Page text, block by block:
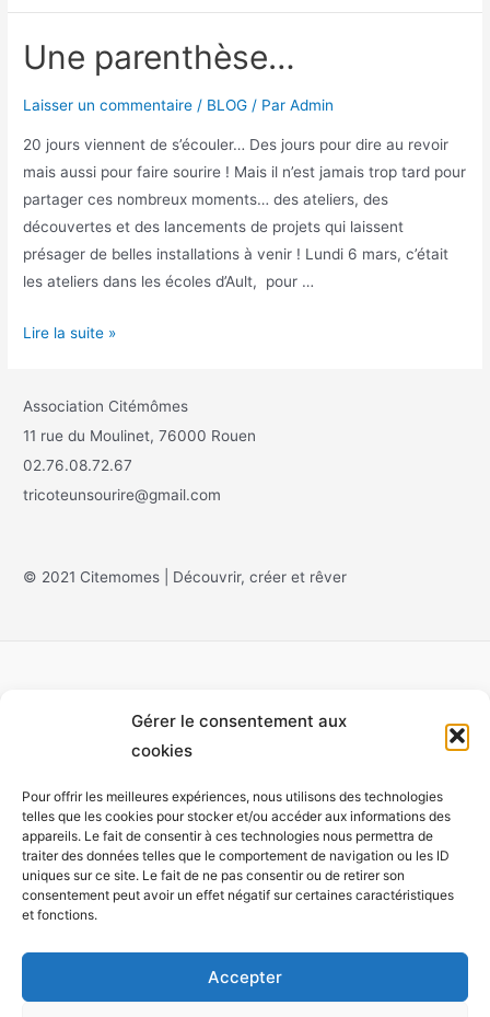
Gérer le consentement aux
cookies
Pour offrir les meilleures expériences, nous utilisons des technologies
telles que les cookies pour stocker et/ou accéder aux informations des
appareils. Le fait de consentir à ces technologies nous permettra de
traiter des données telles que le comportement de navigation ou les ID
uniques sur ce site. Le fait de ne pas consentir ou de retirer son
consentement peut avoir un effet négatif sur certaines caractéristiques
et fonctions.
Accepter
Une parenthèse…
Laisser un commentaire / BLOG / ParAdmin
20 jours viennent de s’écouler… Des jours pour dire au revoir
mais aussi pour faire sourire ! Mais il n’est jamais trop tard pour
partager ces nombreux moments… des ateliers, des
découvertes et des lancements de projets qui laissent
présager de belles installations à venir ! Lundi 6 mars, c’était
les ateliers dans les écoles d’Ault, pour …
Lire la suite »
Association Citémômes
11 rue du Moulinet, 76000 Rouen
02.76.08.72.67
tricoteunsourire@gmail.com
© 2021 Citemomes | Découvrir, créer et rêver
Monet
Installations
Expositions
Participer